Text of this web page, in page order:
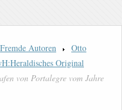
Fremde Autoren
Otto
Original
von Portalegre vom Jahre